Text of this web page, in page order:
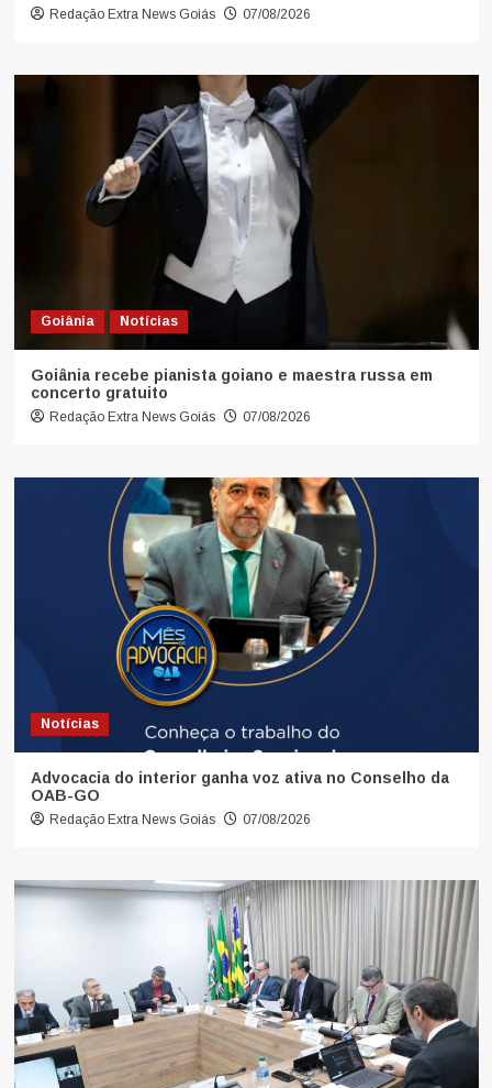
Redação Extra News Goiás 07/08/2026
Goiânia Notícias
Goiânia recebe pianista goiano e maestra russa em
concerto gratuito
Redação Extra News Goiás 07/08/2026
Notícias
Advocacia do interior ganha voz ativa no Conselho da
OAB-GO
Redação Extra News Goiás 07/08/2026